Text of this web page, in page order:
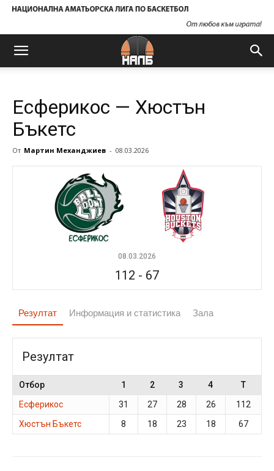
Есферикос — Хюстън
Бъкетс
От Мартин Механджиев - 08.03.2026
08.03.2026
112 - 67
Резултат Информация и статистика Зала
Резултат
Отбор 1 2 3 4
T
Есферикос
31 27 28 26
112
Хюстън Бъкетс
8 18 23 18 67